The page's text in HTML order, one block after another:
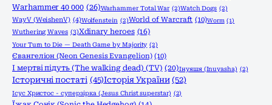
Warhammer 40 000 (26)Warhammer Total War (2)Watch Dogs (2)
WayV (WeishenV) (4)Wolfenstein (2)World of Warcraft (10)Worm (1)
Wuthering Waves (3)Xdinary heroes (16)
Your Turn to Die — Death Game by Majority (2)
Євангеліон (Neon Genesis Evangelion) (10)
І мертві підуть (The walking dead) (TV) (20)Інуяшя (Inuyasha) (2)
Історичні постаті (45)Історія України (52)
Ісус Христос - суперзірка (Jesus Christ superstar) (2)